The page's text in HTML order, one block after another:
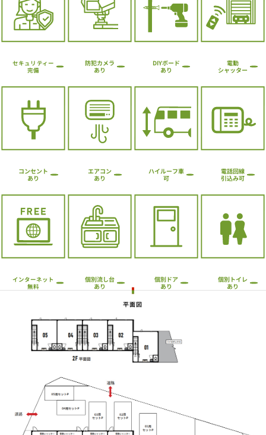
セキュリティー
完備
防犯カメラ
あり
DIYボード
あり
電動
シャッター
コンセント
あり
エアコン
あり
ハイルーフ車
可
電話回線
引込み可
インターネット
無料
個別流し台
あり
個別ドア
あり
個別トイレ
あり
平面図